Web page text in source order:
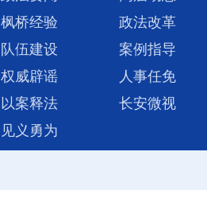
枫桥经验
政法改革
队伍建设
案例指导
权威辟谣
人事任免
以案释法
长安微视
见义勇为